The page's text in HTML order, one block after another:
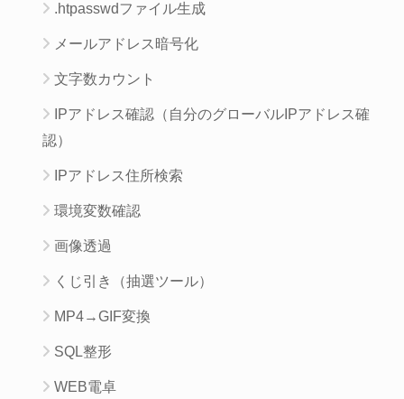
.htpasswdファイル生成
メールアドレス暗号化
文字数カウント
IPアドレス確認（自分のグローバルIPアドレス確
認）
IPアドレス住所検索
環境変数確認
画像透過
くじ引き（抽選ツール）
MP4→GIF変換
SQL整形
WEB電卓